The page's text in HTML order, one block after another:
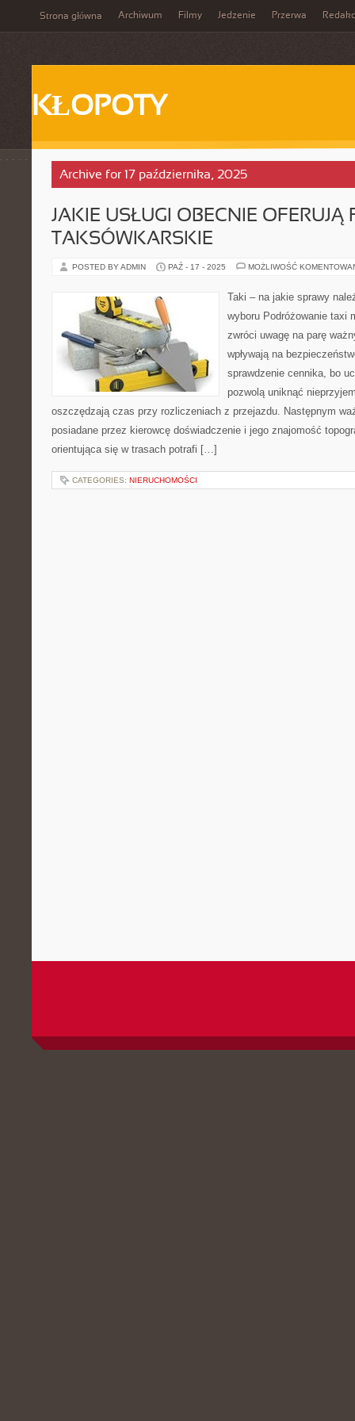
Strona główna Archiwum Filmy Jedzenie Przerwa
KŁOPOTY
Archive for 17 października, 2025
JAKIE USŁUGI OBECNIE OFERUJĄ
TAKSÓWKARSKIE
POSTED BY ADMIN PAŹ - 17 - 2025 MOŻLIWOŚĆ
Taki – na jakie sprawy
wyboru Podróżowanie taxi
zwróci uwagę na parę
wpływają na
sprawdzenie cennika, bo
pozwolą uniknąć
oszczędzają czas przy rozliczeniach z przejazdu. Następnym
posiadane przez kierowcę doświadczenie i jego znajomość
orientująca się w trasach potrafi […]
CATEGORIES: NIERUCHOMOŚCI